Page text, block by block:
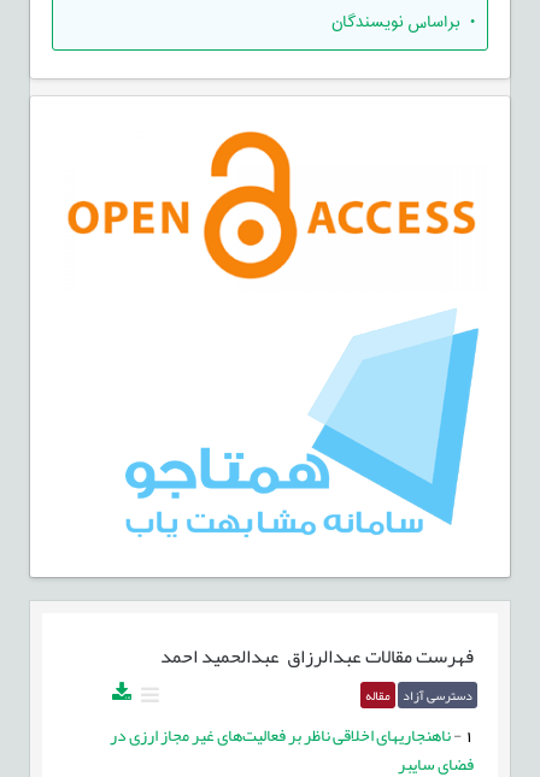
• براساس نویسندگان
فهرست مقالاتعبدالرزاق عبدالحمید احمد
دسترسی آزاد مقاله
-ناهنجاریهای اخلاقی ناظر بر فعالیت‌های غیر مجاز ارزی در
فضای سایبر